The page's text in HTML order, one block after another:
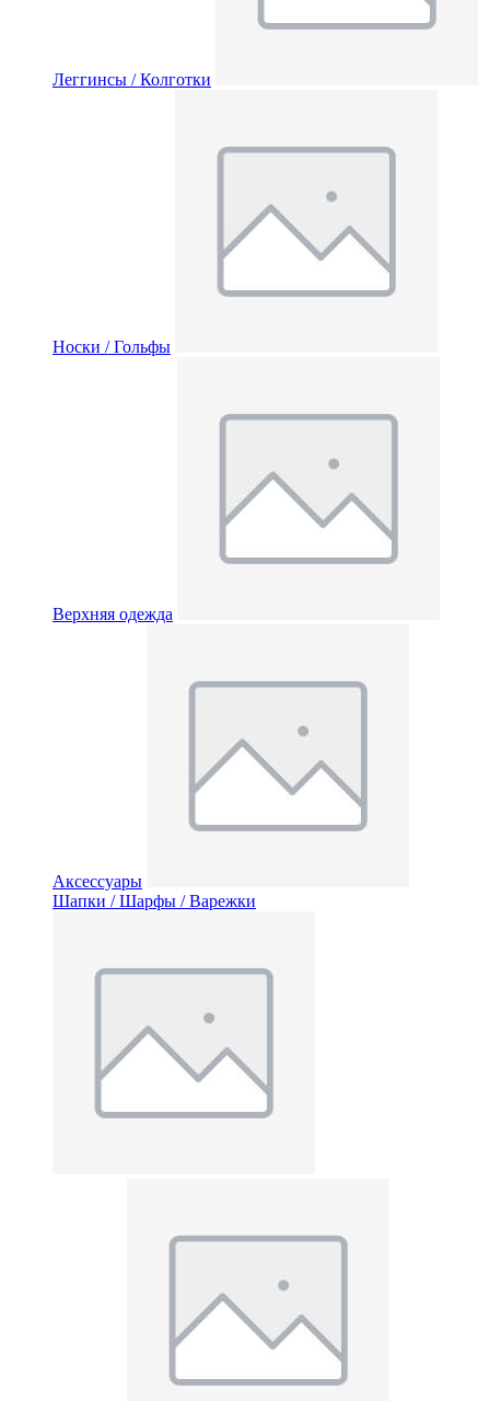
Леггинсы / Колготки
Носки / Гольфы
Верхняя одежда
Аксессуары
Шапки / Шарфы / Варежки